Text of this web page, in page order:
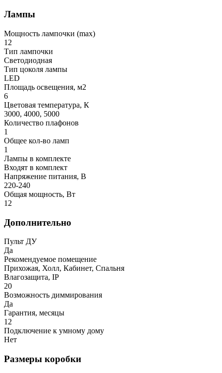
Лампы
Мощность лампочки (max)
12
Тип лампочки
Светодиодная
Тип цоколя лампы
LED
Площадь освещения, м2
6
Цветовая температура, К
3000, 4000, 5000
Количество плафонов
1
Общее кол-во ламп
1
Лампы в комплекте
Входят в комплект
Напряжение питания, В
220-240
Общая мощность, Вт
12
Дополнительно
Пульт ДУ
Да
Рекомендуемое помещение
Прихожая, Холл, Кабинет, Спальня
Влагозащита, IP
20
Возможность диммирования
Да
Гарантия, месяцы
12
Подключение к умному дому
Нет
Размеры коробки